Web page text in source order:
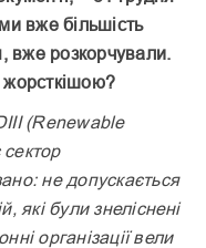
вже більшість
вже розкорчували.
жорсткішою?
(Renewable
не допускається
які були знеліснені
організації вели